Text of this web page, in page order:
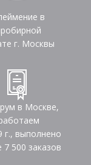
в
г. Москвы
в Москве,
г., выполнено
7 500 заказов